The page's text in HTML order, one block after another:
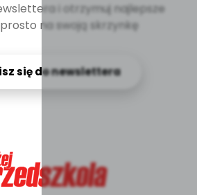
i otrzymuj najlepsze
na swoją skrzynkę
się do newslettera